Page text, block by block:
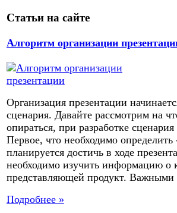
Статьи на сайте
Алгоритм организации
Организация презентации
сценария. Давайте рассмотрим на
опираться, при разработке
Первое, что необходимо
планируется достичь в ходе
необходимо изучить информацию о
представляющей продукт. Важными
Подробнее »